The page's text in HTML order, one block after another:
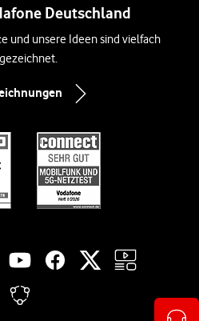
Deutschland
und unsere Ideen sind vielfach